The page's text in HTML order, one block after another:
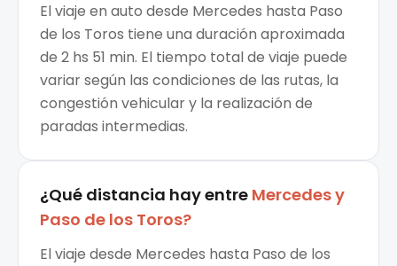
El viaje en auto desde Mercedes hasta Paso
de los Toros tiene una duración aproximada
de 2 hs 51 min. El tiempo total de viaje puede
variar según las condiciones de las rutas, la
congestión vehicular y la realización de
paradas intermedias.
¿Qué distancia hay entre Mercedesy
Paso de los Toros?
El viaje desde Mercedes hasta Paso de los